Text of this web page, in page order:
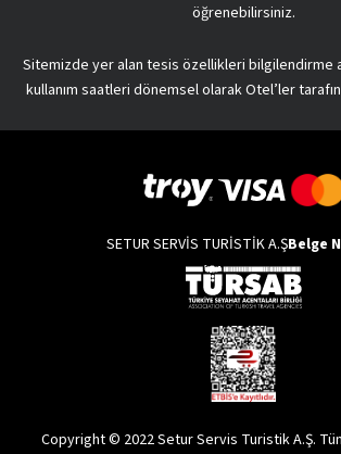
öğrenebilirsiniz.
Sitemizde yer alan tesis özellikleri bilgilendirme
kullanım saatleri dönemsel olarak Otel’ler
SETUR SERVİS TURİSTİK A.ŞBelge
Copyright © 2022 Setur Servis Turistik A.Ş.